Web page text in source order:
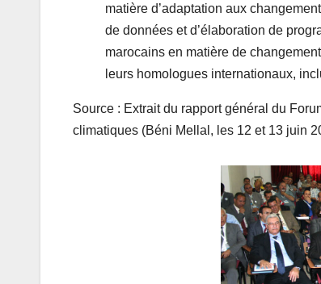
matière d’adaptation aux
de données et d’élaboration de
marocains en matière de
leurs homologues internationaux,
Source : Extrait du rapport général du
climatiques (Béni Mellal, les 12 et 13 juin